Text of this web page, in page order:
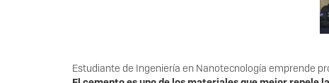
Estudiante de Ingeniería en Nanotecnología emprende